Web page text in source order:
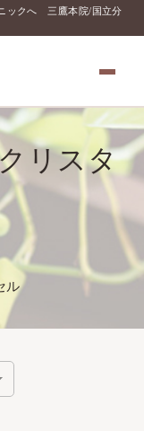
ックへ 三鷹本院/国立分
リスタ
ル